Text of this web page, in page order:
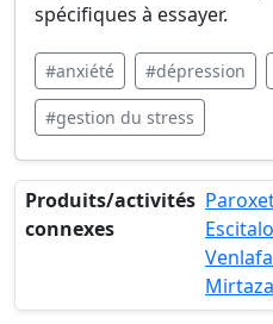
spécifiques à essayer.
#anxiété #dépression
#gestion du stress
Produits/activités
connexes